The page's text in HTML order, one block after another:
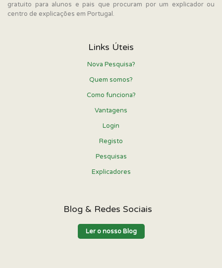
gratuito para alunos e pais que procuram por um explicador ou
centro de explicações em Portugal.
Links Úteis
Nova Pesquisa?
Quem somos?
Como funciona?
Vantagens
Login
Registo
Pesquisas
Explicadores
Blog & Redes Sociais
Ler o nosso Blog